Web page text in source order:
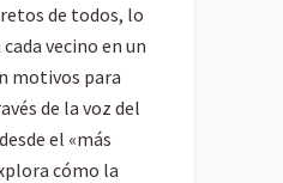
de todos, lo
vecino en un
motivos para
de la voz del
el «más
cómo la